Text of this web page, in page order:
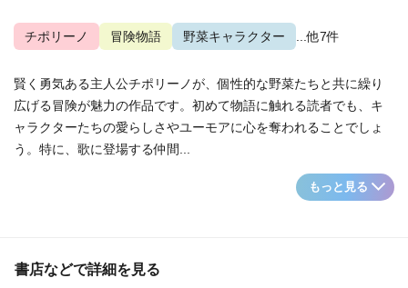
チポリーノ 冒険物語 野菜キャラクター ...他7件
賢く勇気ある主人公チポリーノが、個性的な野菜たちと共に繰り
広げる冒険が魅力の作品です。初めて物語に触れる読者でも、キ
ャラクターたちの愛らしさやユーモアに心を奪われることでしょ
う。特に、歌に登場する仲間...
もっと見る
書店などで詳細を見る